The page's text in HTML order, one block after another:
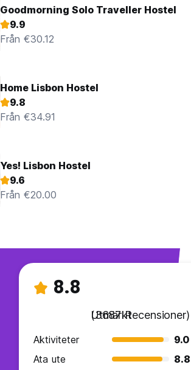
Goodmorning Solo Traveller Hostel
9.9
Från €30.12
Home Lisbon Hostel
9.8
Från €34.91
Yes! Lisbon Hostel
9.6
Från €20.00
8.8
Utmärkt
(3687 Recensioner)
Aktiviteter
9.0
Ata ute
8.8